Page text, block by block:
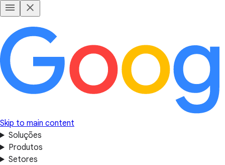
Skip to main content
Soluções
Produtos
Setores